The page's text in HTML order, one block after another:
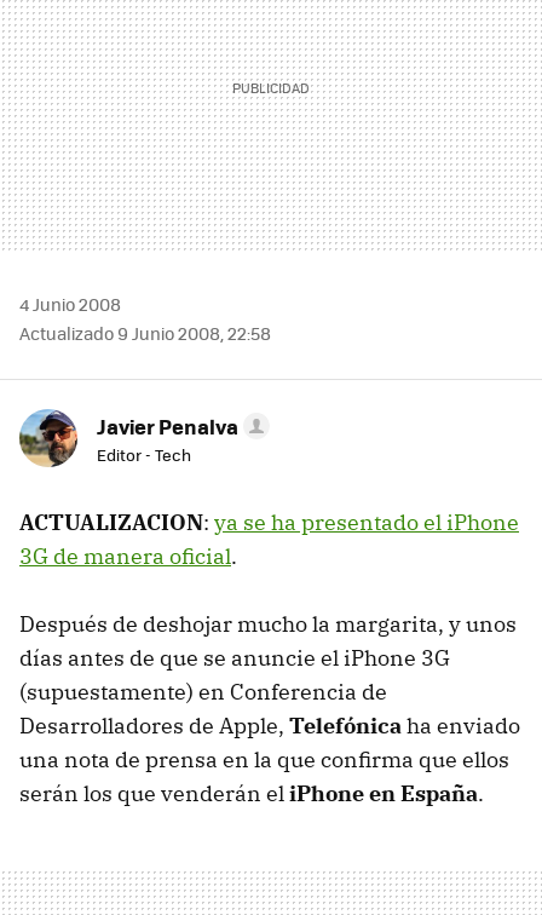
4 Junio 2008
Actualizado 9 Junio 2008, 22:58
Javier Penalva
Editor - Tech
ACTUALIZACION: ya se ha presentado el iPhone
3G de manera oficial.
Después de deshojar mucho la margarita, y unos
días antes de que se anuncie el iPhone 3G
(supuestamente) en Conferencia de
Desarrolladores de Apple, Telefónicaha enviado
una nota de prensa en la que confirma que ellos
serán los que venderán eliPhone en España.